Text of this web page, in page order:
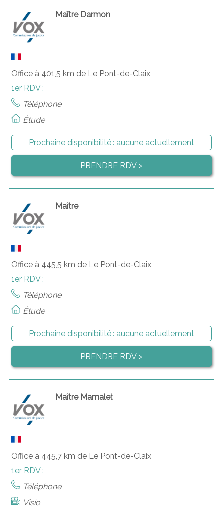
Maître Darmon
Office à 401,5 km de Le Pont-de-Claix
1er RDV :
Téléphone
Étude
Prochaine disponibilité : aucune actuellement
PRENDRE RDV >
Maître
Office à 445,5 km de Le Pont-de-Claix
1er RDV :
Téléphone
Étude
Prochaine disponibilité : aucune actuellement
PRENDRE RDV >
Maître Mamalet
Office à 445,7 km de Le Pont-de-Claix
1er RDV :
Téléphone
Visio